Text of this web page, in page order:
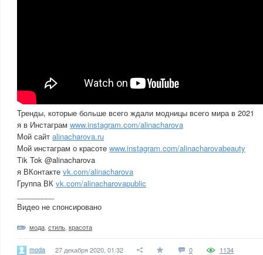
Тренды, которые больше всего ждали модницы всего мира в 2021
я в Инстаграм www.instagram.com/alinacharova
Мой сайт alinacharova.ru
Мой инстаграм о красоте www.instagram.com/alinacharovabeauty
Tik Tok @alinacharova
я ВКонтакте vk.com/alinacharova
Группа ВК vk.com/alinacharovapublic
Видео не спонсировано
мода стиль красота
moda 27 декабря 2020, 01:32 0 1134